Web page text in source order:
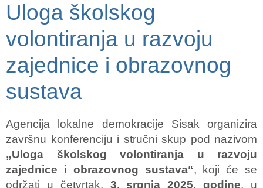
Uloga školskog
volontiranja u razvoju
zajednice i obrazovnog
sustava
Agencija lokalne demokracije Sisak organizira
završnu konferenciju i stručni skup pod nazivom
„Uloga školskog volontiranja u razvoju
zajednice i obrazovnog sustava“, koji će se
održati u četvrtak, 3. srpnja 2025. godine, u